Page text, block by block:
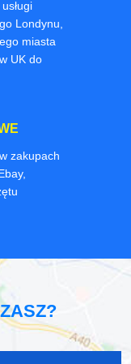
Londynu,
miasta
UK do
zakupach